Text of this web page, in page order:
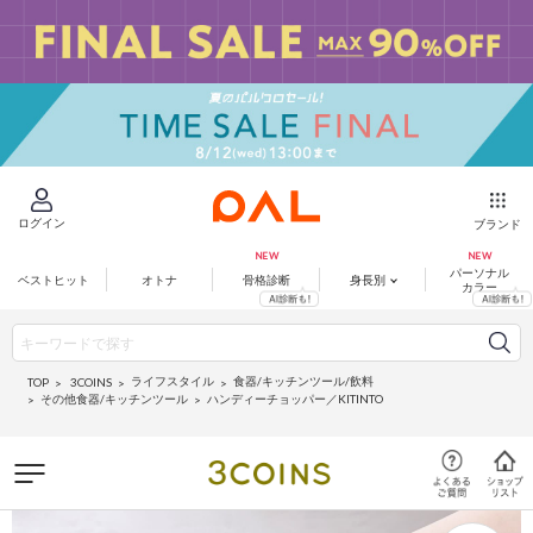
ログイン ブランド
ベストヒット オトナ 骨格診断 身長別
パーソナル
カラー
TOP 3COINS ライフスタイル
食器/キッチンツール/飲料
その他食器/キッチンツール
ハンディーチョッパー／KITINTO